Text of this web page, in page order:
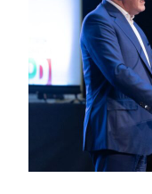
si
ad
alleanza